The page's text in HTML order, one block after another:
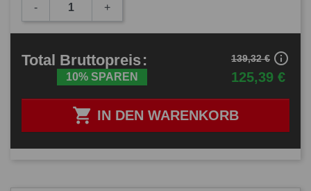
- +
 IN DEN WARENKORB
Total Bruttopreis:
10% SPAREN 125,39 €
139,32 € info_outline